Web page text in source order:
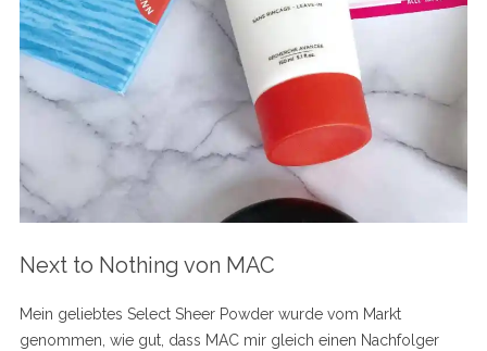
Next to Nothing von MAC
Mein geliebtes Select Sheer Powder wurde vom Markt
genommen, wie gut, dass MAC mir gleich einen Nachfolger